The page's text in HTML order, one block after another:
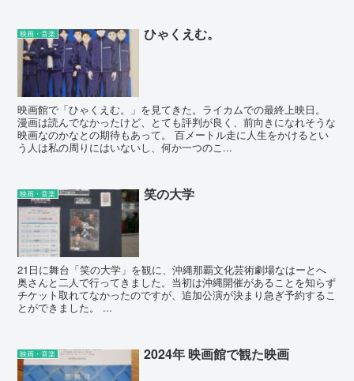
映画・音楽 ひゃくえむ。
映画館で「ひゃくえむ。」を見てきた。ライカムでの最終上映日。
漫画は読んでなかったけど、とても評判が良く、前向きになれそうな
映画なのかなとの期待もあって。 百メートル走に人生をかけるとい
う人は私の周りにはいないし、何か一つのこ...
映画・音楽 笑の大学
21日に舞台「笑の大学」を観に、沖縄那覇文化芸術劇場なはーとへ
奥さんと二人で行ってきました。当初は沖縄開催があることを知らず
チケット取れてなかったのですが、追加公演が決まり急ぎ予約するこ
とができました。 ...
映画・音楽 2024年 映画館で観た映画